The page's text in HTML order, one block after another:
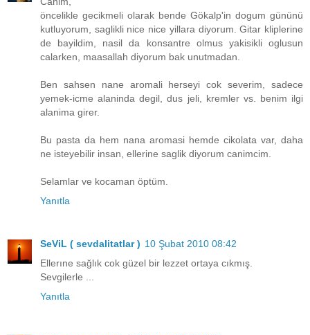
öncelikle gecikmeli olarak bende Gökalp'in dogum gününü
kutluyorum, saglikli nice nice yillara diyorum. Gitar kliplerine
de bayildim, nasil da konsantre olmus yakisikli oglusun
calarken, maasallah diyorum bak unutmadan.
Ben sahsen nane aromali herseyi cok severim, sadece
yemek-icme alaninda degil, dus jeli, kremler vs. benim ilgi
alanima girer.
Bu pasta da hem nana aromasi hemde cikolata var, daha
ne isteyebilir insan, ellerine saglik diyorum canimcim.
Selamlar ve kocaman öptüm.
Yanıtla
SeViL ( sevdalitatlar ) 10 Şubat 2010 08:42
Ellerıne sağlık cok güzel bir lezzet ortaya cıkmış.
Sevgilerle ...
Yanıtla